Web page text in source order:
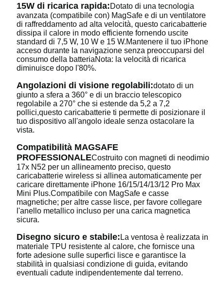
15W di ricarica rapida:Dotato di una tecnologia
avanzata (compatibile con) MagSafe e di un ventilatore
di raffreddamento ad alta velocità, questo caricabatterie
dissipa il calore in modo efficiente fornendo uscite
standard di 7,5 W, 10 W e 15 W.Mantenere il tuo iPhone
acceso durante la navigazione senza preoccuparsi del
consumo della batteriaNota: la velocità di ricarica
diminuisce dopo l'80%.
Angolazioni di visione regolabili:dotato di un
giunto a sfera a 360° e di un braccio telescopico
regolabile a 270° che si estende da 5,2 a 7,2
pollici,questo caricabatterie ti permette di posizionare il
tuo dispositivo all'angolo ideale senza ostacolare la
vista.
Compatibilità MAGSAFE
PROFESSIONALECostruito con magneti di neodimio
17x N52 per un allineamento preciso, questo
caricabatterie wireless si allinea automaticamente per
caricare direttamente iPhone 16/15/14/13/12 Pro Max
Mini Plus.Compatibile con MagSafe e casse
magnetiche; per altre casse lisce, per favore collegare
l'anello metallico incluso per una carica magnetica
sicura.
Disegno sicuro e stabile: La ventosa è realizzata in
materiale TPU resistente al calore, che fornisce una
forte adesione sulle superfici lisce e garantisce la
stabilità in qualsiasi condizione di guida, evitando
eventuali cadute indipendentemente dal terreno.